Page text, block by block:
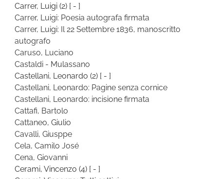
Carrer, Luigi (2) [ - ]
Carrer, Luigi: Poesia autografa firmata
Carrer, Luigi: Il 22 Settembre 1836, manoscritto
autografo
Caruso, Luciano
Castaldi - Mulassano
Castellani, Leonardo (2) [ - ]
Castellani, Leonardo: Pagine senza cornice
Castellani, Leonardo: incisione firmata
Cattafi, Bartolo
Cattaneo, Giulio
Cavalli, Giusppe
Cela, Camilo José
Cena, Giovanni
Cerami, Vincenzo (4) [ - ]